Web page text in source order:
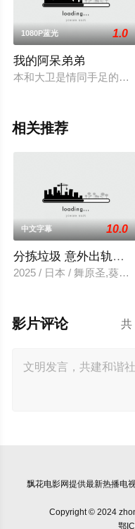
1080P蓝光 1.0
我的阿呆弟弟
本和大卫是情同手足的兄
相关推荐
中文字幕 10.0
分拣垃圾 意外出轨性爱
2025 / 日本 / 舞原圣,葵悠
共
影片评论
飘花电影网提供最新热播电
Copyright © 2024
鄂